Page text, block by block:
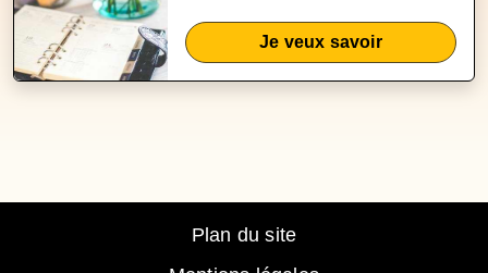
Je veux savoir
Plan du site